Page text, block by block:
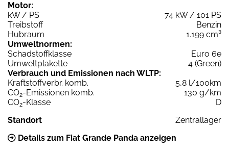
Motor:
kW / PS
74 kW / 101 PS
Treibstoff
Benzin
Hubraum
1.199 cm³
Umweltnormen:
Schadstoffklasse
Euro 6e
Umweltplakette
4 (Green)
Verbrauch und Emissionen nach WLTP:
Kraftstoffverbr. komb.
5,8 l/100km
CO2-Emissionen komb.
130 g/km
CO2-Klasse
D
Standort
Zentrallager
Details zum Fiat Grande Panda anzeigen